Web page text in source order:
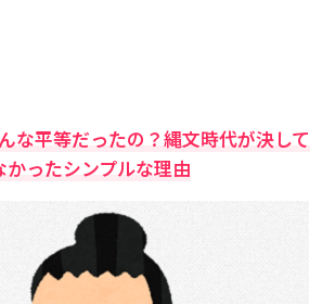
な平等だったの？縄文時代が決して
ったシンプルな理由